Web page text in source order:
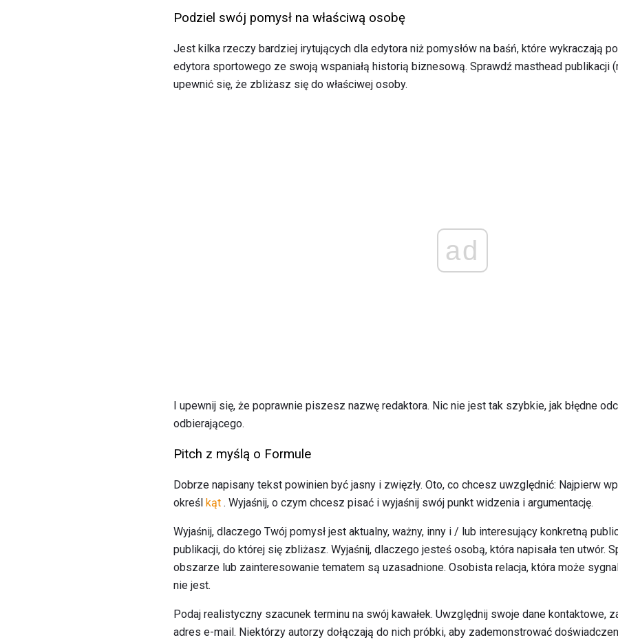
Podziel swój pomysł na właściwą osobę
Jest kilka rzeczy bardziej irytujących dla edytora niż pomysłów na baśń, które wykraczają
edytora sportowego ze swoją wspaniałą historią biznesową. Sprawdź masthead publikacji
upewnić się, że zbliżasz się do właściwej osoby.
ad
I upewnij się, że poprawnie piszesz nazwę redaktora. Nic nie jest tak szybkie, jak błędne
odbierającego.
Pitch z myślą o Formule
Dobrze napisany tekst powinien być jasny i zwięzły. Oto, co chcesz uwzględnić: Najpierw
określ kąt . Wyjaśnij, o czym chcesz pisać i wyjaśnij swój punkt widzenia i argumentację.
Wyjaśnij, dlaczego Twój pomysł jest aktualny, ważny, inny i / lub interesujący konkretną
publikacji, do której się zbliżasz. Wyjaśnij, dlaczego jesteś osobą, która napisała ten utwór.
obszarze lub zainteresowanie tematem są uzasadnione. Osobista relacja, która może
nie jest.
Podaj realistyczny szacunek terminu na swój kawałek. Uwzględnij swoje dane kontaktowe,
adres e-mail. Niektórzy autorzy dołączają do nich próbki, aby zademonstrować